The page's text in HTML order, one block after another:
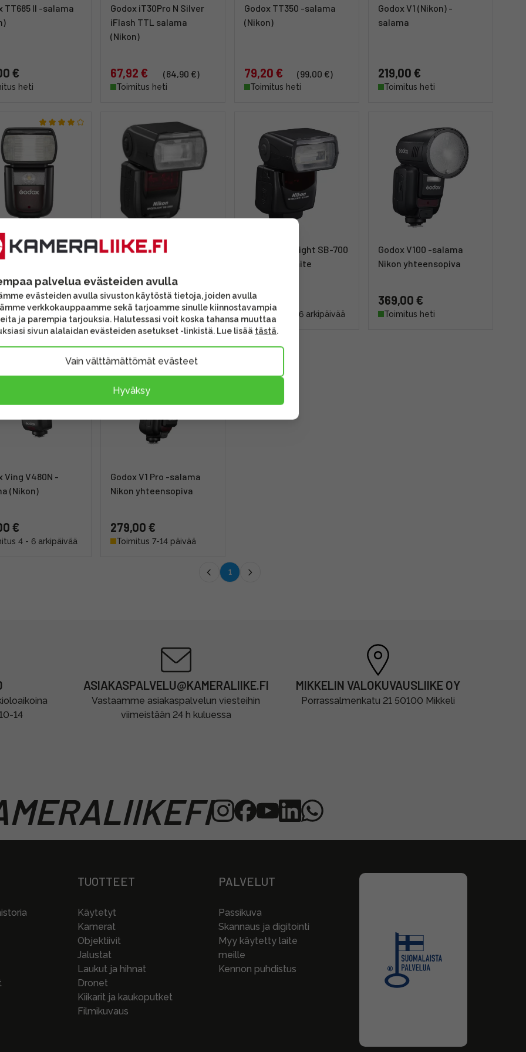
TT685 II -salama
€
heti
Godox iT30Pro N Silver
iFlash TTL salama
(Nikon)
67,92 € (84,90 €)
Toimitus heti
Godox TT350 -salama
(Nikon)
79,20 € (99,00 €)
Toimitus heti
Godox V1 (Nikon) -
salama
219,00 €
Toimitus heti
Ving V860III N TTL
-salama
€
heti
Nikon Speedlight SB-
649,00 €
Toimitus 4 - 6 arkipäivää
Nikon Speedlight SB-700
AF -salamalaite
319,00 €
Toimitus 4 - 6 arkipäivää
Godox V100 -salama
Nikon yhteensopiva
369,00 €
Toimitus heti
Ving V480N -
(Nikon)
€
4 - 6 arkipäivää
Godox V1 Pro -salama
Nikon yhteensopiva
279,00 €
Toimitus 7-14 päivää
1
14
ASIAKASPALVELU@KAMERALIIKE.FI
Vastaamme asiakaspalvelun viesteihin
viimeistään 24 h kuluessa
MIKKELIN VALOKUVAUSLIIKE OY
Porrassalmenkatu 21 50100 Mikkeli
TUOTTEET
Käytetyt
Kamerat
Objektiivit
Jalustat
Laukut ja hihnat
Dronet
Kiikarit ja kaukoputket
Filmikuvaus
PALVELUT
Passikuva
Skannaus ja digitointi
Myy käytetty laite
meille
Kennon puhdistus
palvelua evästeiden avulla
evästeiden avulla sivuston käytöstä tietoja, joiden avulla
verkkokauppaamme sekä tarjoamme sinulle kiinnostavampia
ja parempia tarjouksia. Halutessasi voit koska tahansa muuttaa
sivun alalaidan evästeiden asetukset -linkistä. Lue lisää tästä.
Vain välttämättömät evästeet
Hyväksy